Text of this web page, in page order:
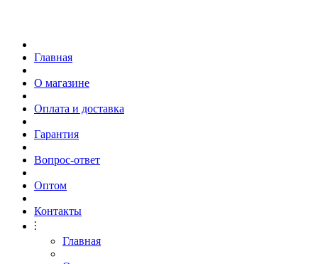
Главная
О магазине
Оплата и доставка
Гарантия
Вопрос-ответ
Оптом
Контакты
⫶
Главная